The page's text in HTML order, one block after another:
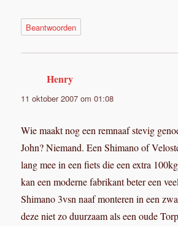
Beantwoorden
Henry
11 oktober 2007 om 01:08
Wie maakt nog een remnaaf stevig
John? Niemand. Een Shimano of
lang mee in een fiets die een extra
kan een moderne fabrikant beter een
Shimano 3vsn naaf monteren in een
deze niet zo duurzaam als een oude